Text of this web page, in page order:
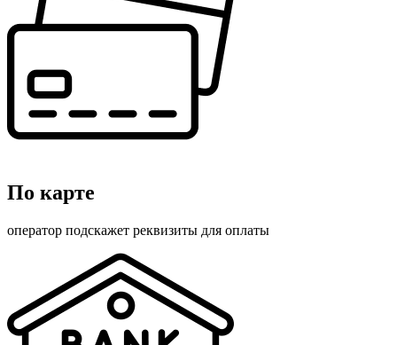
По карте
оператор подскажет реквизиты для оплаты